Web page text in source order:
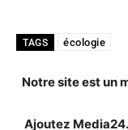
TAGS écologie
Notre site est un
Ajoutez